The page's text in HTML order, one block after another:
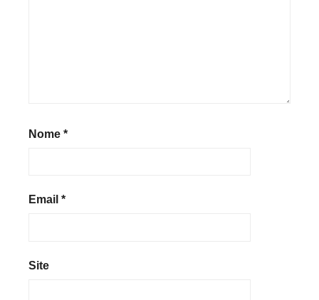
Nome *
Email *
Site